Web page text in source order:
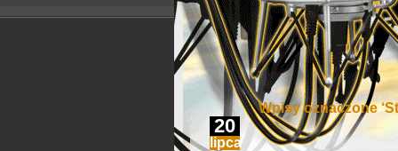
Wpisy oznaczone
20
lipca